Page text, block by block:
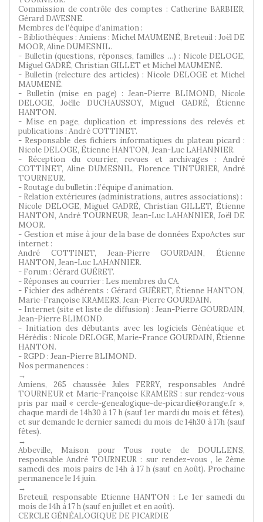
Commission de contrôle des comptes : Catherine BARBIER,
Gérard DAVESNE.
Membres de l’équipe d’animation :
- Bibliothèques : Amiens : Michel MAUMENÉ, Breteuil : Joël DE
MOOR, Aline DUMESNIL.
- Bulletin (questions, réponses, familles …) : Nicole DELOGE,
Miguel GADRÉ, Christian GILLET et Michel MAUMENÉ.
- Bulletin (relecture des articles) : Nicole DELOGE et Michel
MAUMENÉ.
- Bulletin (mise en page) : Jean-Pierre BLIMOND, Nicole
DELOGE, Joëlle DUCHAUSSOY, Miguel GADRÉ, Étienne
HANTON.
- Mise en page, duplication et impressions des relevés et
publications : André COTTINET.
- Responsable des fichiers informatiques du plateau picard :
Nicole DELOGE, Étienne HANTON, Jean-Luc LAHANNIER.
- Réception du courrier, revues et archivages : André
COTTINET, Aline DUMESNIL, Florence TINTURIER, André
TOURNEUR.
- Routage du bulletin : l’équipe d’animation.
- Relation extérieures (administrations, autres associations) :
Nicole DELOGE, Miguel GADRÉ, Christian GILLET, Étienne
HANTON, André TOURNEUR, Jean-Luc LAHANNIER, Joël DE
MOOR.
- Gestion et mise à jour de la base de données ExpoActes sur
internet :
André COTTINET, Jean-Pierre GOURDAIN, Étienne
HANTON, Jean-Luc LAHANNIER.
- Forum : Gérard GUÉRET.
- Réponses au courrier : Les membres du CA.
- Fichier des adhérents : Gérard GUÉRET, Étienne HANTON,
Marie-Françoise KRAMERS, Jean-Pierre GOURDAIN.
- Internet (site et liste de diffusion) : Jean-Pierre GOURDAIN,
Jean-Pierre BLIMOND.
- Initiation des débutants avec les logiciels Généatique et
Hérédis : Nicole DELOGE, Marie-France GOURDAIN, Étienne
HANTON.
- RGPD : Jean-Pierre BLIMOND.
Nos permanences :
→
Amiens, 265 chaussée Jules FERRY, responsables André
TOURNEUR et Marie-Françoise KRAMERS : sur rendez-vous
pris par mail « cercle-genealogique-de-picardie@orange.fr »,
chaque mardi de 14h30 à 17 h (sauf 1er mardi du mois et fêtes),
et sur demande le dernier samedi du mois de 14h30 à 17h (sauf
fêtes).
→
Abbeville, Maison pour Tous route de DOULLENS,
responsable André TOURNEUR : sur rendez-vous , le 2ème
samedi des mois pairs de 14h à 17 h (sauf en Août). Prochaine
permanence le 14 juin.
→
Breteuil, responsable Etienne HANTON : Le 1er samedi du
mois de 14h à 17 h (sauf en juillet et en août).
CERCLE GÉNÉALOGIQUE DE PICARDIE